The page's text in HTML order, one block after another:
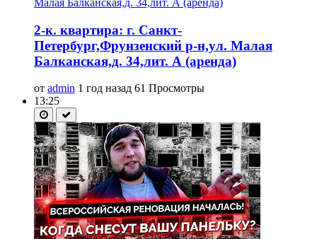
2-к. квартира: г. Санкт-
Петербург,Фрунзенский р-н,ул. Малая
Балканская,д. 34,лит. А (аренда)
от admin 1 год назад 61 Просмотры
13:25